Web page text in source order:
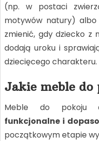
(np. w postaci
motywów natury) albo
zmienić, gdy dziecko z
dodają uroku i
dziecięcego charakteru.
Jakie meble do
Meble do pokoju
funkcjonalne i
początkowym etapie